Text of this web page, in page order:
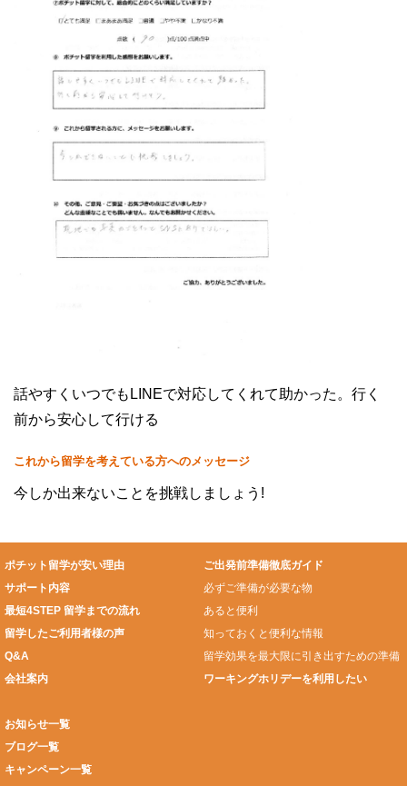
話やすくいつでもLINEで対応してくれて助かった。行く
前から安心して行ける
これから留学を考えている方へのメッセージ
今しか出来ないことを挑戦しましょう!
ポチット留学が安い理由
サポート内容
最短4STEP 留学までの流れ
留学したご利用者様の声
Q&A
会社案内
ご出発前準備徹底ガイド
必ずご準備が必要な物
あると便利
知っておくと便利な情報
留学効果を最大限に引き出すための準備
ワーキングホリデーを利用したい
お知らせ一覧
ブログ一覧
キャンペーン一覧